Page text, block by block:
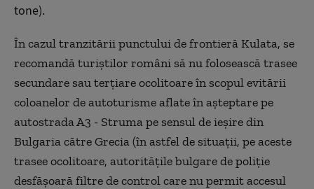
tone).
În cazul tranzitării punctului de frontieră Kulata, se
recomandă turiştilor români să nu folosească trasee
secundare sau terţiare ocolitoare în scopul evitării
coloanelor de autoturisme aflate în aşteptare pe
autostrada A3 - Struma pe sensul de ieşire din
Bulgaria către Grecia (în astfel de situaţii, pe aceste
trasee ocolitoare, autorităţile bulgare de poliţie
desfăşoară filtre de control care nu permit accesul